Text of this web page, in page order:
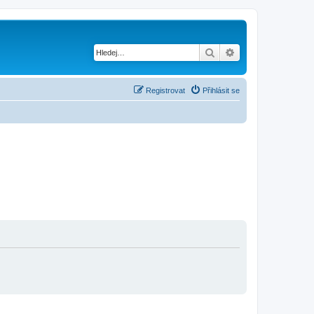
Hledat
Přihlásit se
Registrovat